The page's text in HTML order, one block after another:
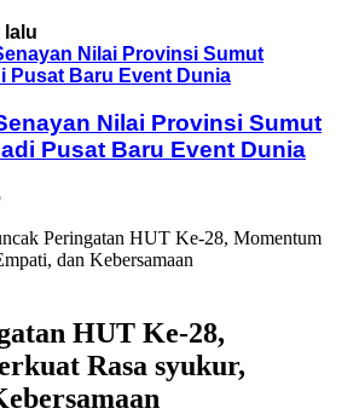
lalu
Nilai Provinsi Sumut
Pusat Baru Event Dunia
Peringatan HUT Ke-28, Momentum
dan Kebersamaan
HUT Ke-28,
Rasa syukur,